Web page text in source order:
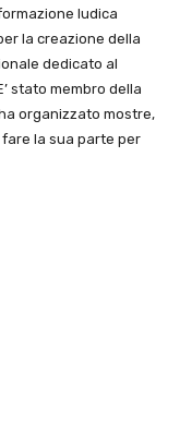
ludica
la creazione della
dedicato al
stato membro della
organizzato mostre,
la sua parte per